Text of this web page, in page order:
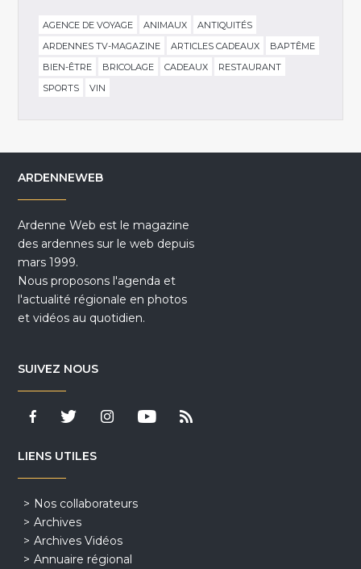
AGENCE DE VOYAGE ANIMAUX
ANTIQUITÉS
ARDENNES TV-MAGAZINE
ARTICLES CADEAUX
BAPTÊME
BIEN-ÊTRE
BRICOLAGE CADEAUX
RESTAURANT
SPORTS
VIN
ARDENNEWEB
Ardenne Web est le magazine
des ardennes sur le web depuis
mars 1999.
Nous proposons l'agenda et
l'actualité régionale en photos
et vidéos au quotidien.
SUIVEZ NOUS
LIENS UTILES
Nos collaborateurs
Archives
Archives Vidéos
Annuaire régional